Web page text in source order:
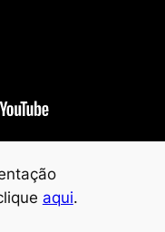
aqui.